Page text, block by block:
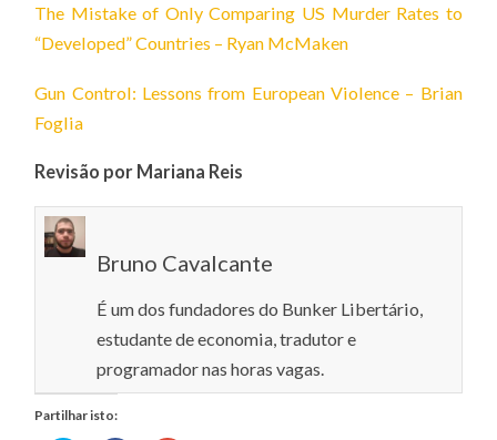
The Mistake of Only Comparing US Murder Rates to
“Developed” Countries – Ryan McMaken
Gun Control: Lessons from European Violence – Brian
Foglia
Revisão por Mariana Reis
Bruno Cavalcante
É um dos fundadores do Bunker Libertário,
estudante de economia, tradutor e
programador nas horas vagas.
Partilhar isto: